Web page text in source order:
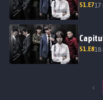
S1.E717
S1.E818
‹